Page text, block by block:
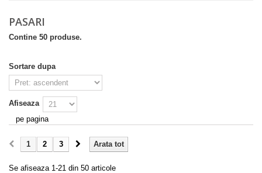
PASARI
Contine 50 produse.
Sortare dupa
Afiseaza
pe pagina
Arata tot
1 2 3
Se afiseaza 1-21 din 50 articole